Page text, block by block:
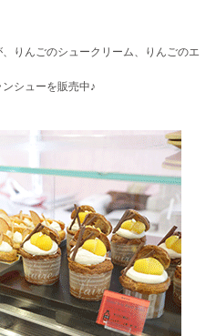
りんごのシュークリーム、りんごのエ
シューを販売中♪